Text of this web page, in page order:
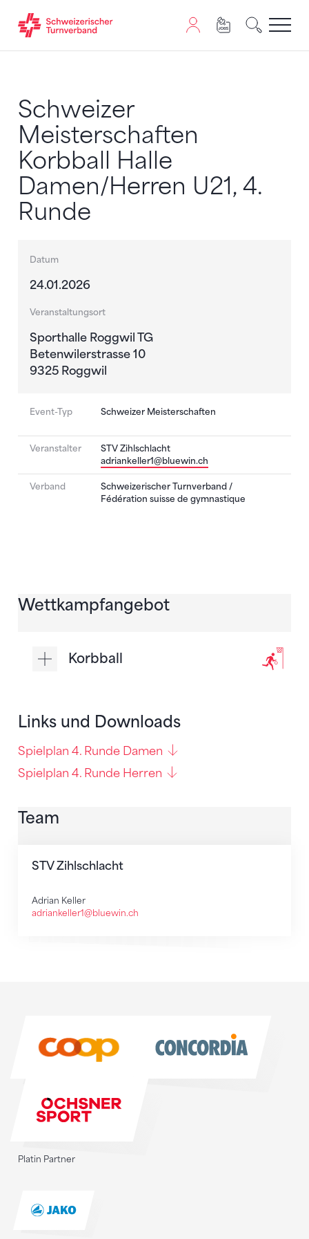
Schweizer
Meisterschaften
Korbball Halle
Damen/Herren U21, 4.
Runde
Datum
24.01.2026
Veranstaltungsort
Sporthalle Roggwil TG
Betenwilerstrasse 10
9325 Roggwil
Event-Typ Schweizer Meisterschaften
Veranstalter
STV Zihlschlacht
adriankeller1@bluewin.ch
Verband
Schweizerischer Turnverband /
Fédération suisse de gymnastique
Wettkampfangebot
Korbball
Links und Downloads
Spielplan 4. Runde Damen
Spielplan 4. Runde Herren
Team
STV Zihlschlacht
Adrian Keller
adriankeller1@bluewin.ch
Platin Partner